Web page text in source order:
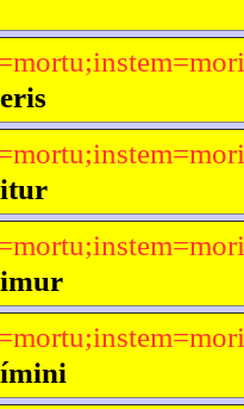
eris
itur
imur
ímini